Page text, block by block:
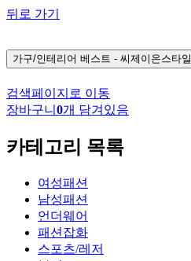
뒤로 가기
가구/인테리어 베스트 - 씨제이온스타일
검색페이지로 이동
장바구니 0개 담겨있음
카테고리 목록
여성패션
남성패션
언더웨어
패션잡화
스포츠/레저